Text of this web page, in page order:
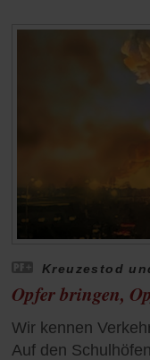
Kreuzestod
Opfer bringen,
Wir kennen
Auf den